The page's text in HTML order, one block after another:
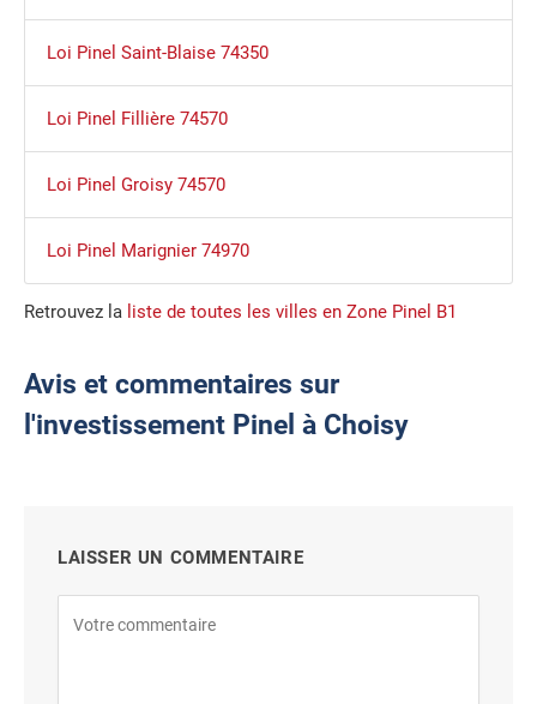
Loi Pinel Saint-Blaise 74350
Loi Pinel Fillière 74570
Loi Pinel Groisy 74570
Loi Pinel Marignier 74970
Retrouvez la liste de toutes les villes en Zone Pinel B1
Avis et commentaires sur
l'investissement Pinel à Choisy
LAISSER UN COMMENTAIRE